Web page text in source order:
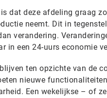
dat deze afdeling graag
neemt. Dit in
verandering.
in een 24-uurs economie
ten opzichte van de
nieuwe
Een wekelijkse – of